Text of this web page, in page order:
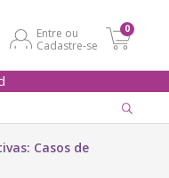
Entre ou
Cadastre-se
0
Casos de